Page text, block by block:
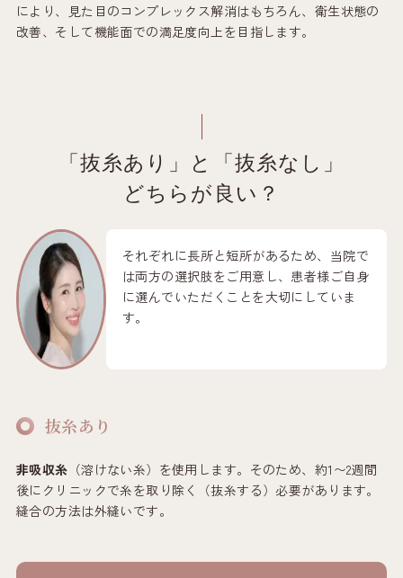
により、見た目のコンプレックス解消はもちろん、衛生状態の
改善、そして機能面での満足度向上を目指します。
「抜糸あり」と「抜糸なし」
どちらが良い？
それぞれに長所と短所があるため、当院で
は両方の選択肢をご用意し、患者様ご自身
に選んでいただくことを大切にしていま
す。
抜糸あり
非吸収糸 （溶けない糸）を使用します。そのため、約1〜2週間
後にクリニックで糸を取り除く（抜糸する）必要があります。
縫合の方法は外縫いです。